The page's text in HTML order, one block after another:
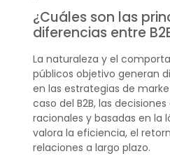
¿Cuáles son las
diferencias entre
La naturaleza y el
públicos objetivo generan
en las estrategias de
caso del B2B, las
racionales y basadas en la
valora la eficiencia, el
relaciones a largo plazo.